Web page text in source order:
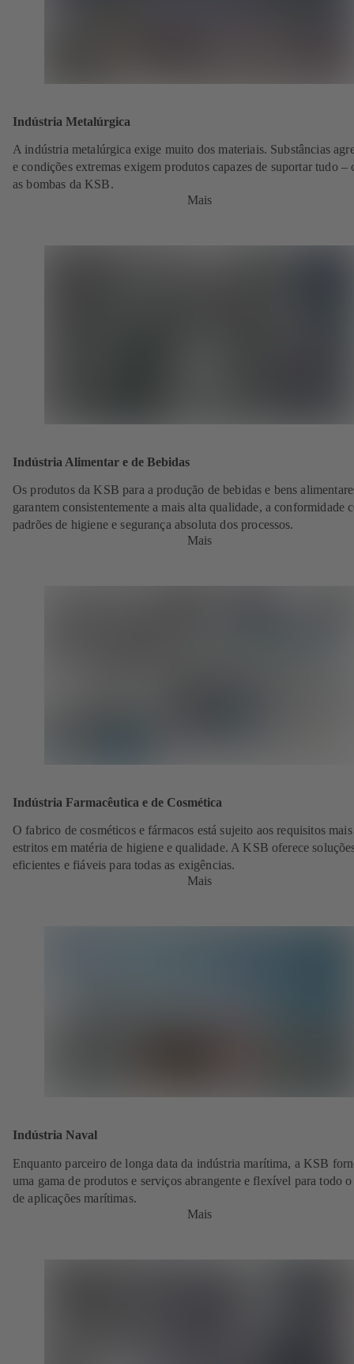
Indústria Metalúrgica
A indústria metalúrgica exige muito dos materiais. Substâncias
e condições extremas exigem produtos capazes de suportar tudo –
as bombas da KSB.
Mais
Indústria Alimentar e de Bebidas
Os produtos da KSB para a produção de bebidas e bens
garantem consistentemente a mais alta qualidade, a conformidade
padrões de higiene e segurança absoluta dos processos.
Mais
Indústria Farmacêutica e de Cosmética
O fabrico de cosméticos e fármacos está sujeito aos requisitos mais
estritos em matéria de higiene e qualidade. A KSB oferece
eficientes e fiáveis para todas as exigências.
Mais
Indústria Naval
Enquanto parceiro de longa data da indústria marítima, a KSB
uma gama de produtos e serviços abrangente e flexível para todo
de aplicações marítimas.
Mais